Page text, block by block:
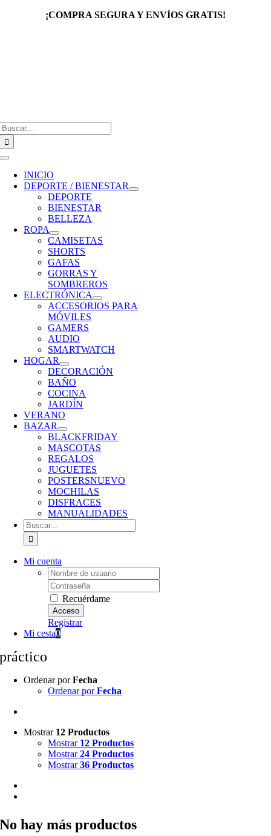
¡COMPRA SEGURA Y ENVÍOS GRATIS!
Toggle
Navigation
INICIO
DEPORTE / BIENESTAR
DEPORTE
BIENESTAR
BELLEZA
ROPA
CAMISETAS
SHORTS
GAFAS
GORRAS Y
SOMBREROS
ELECTRÓNICA
ACCESORIOS PARA
MÓVILES
GAMERS
AUDIO
SMARTWATCH
HOGAR
DECORACIÓN
BAÑO
COCINA
JARDÍN
VERANO
BAZAR
BLACKFRIDAY
MASCOTAS
REGALOS
JUGUETES
POSTERSNUEVO
MOCHILAS
DISFRACES
MANUALIDADES
Buscar:
Mi cuenta
Username:
Password:
Recuérdame
Registrar
Mi cesta0
práctico
Ordenar porFecha
Ordenar porFecha
Mostrar 12 Productos
Mostrar 12 Productos
Mostrar24 Productos
Mostrar36 Productos
No hay más productos